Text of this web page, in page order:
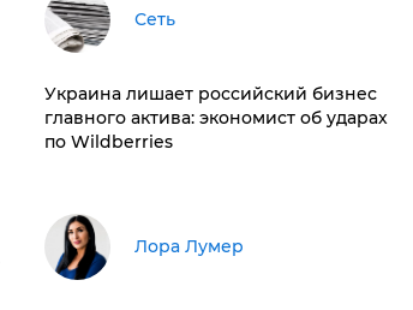
Сеть
​Украина лишает российский бизнес
главного актива: экономист об ударах
по Wildberries
​Лора Лумер